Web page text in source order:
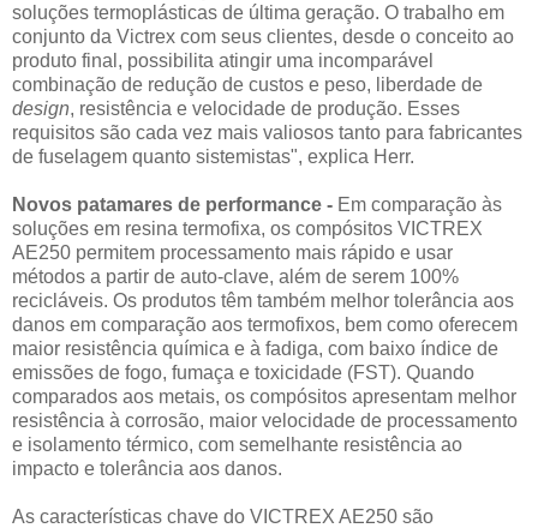
soluções termoplásticas de última geração. O trabalho em
conjunto da Victrex com seus clientes, desde o conceito ao
produto final, possibilita atingir uma incomparável
combinação de redução de custos e peso, liberdade de
design, resistência e velocidade de produção. Esses
requisitos são cada vez mais valiosos tanto para fabricantes
de fuselagem quanto sistemistas", explica Herr.
Novos patamares de performance - Em comparação às
soluções em resina termofixa, os compósitos VICTREX
AE250 permitem processamento mais rápido e usar
métodos a partir de auto-clave, além de serem 100%
recicláveis. Os produtos têm também melhor tolerância aos
danos em comparação aos termofixos, bem como oferecem
maior resistência química e à fadiga, com baixo índice de
emissões de fogo, fumaça e toxicidade (FST). Quando
comparados aos metais, os compósitos apresentam melhor
resistência à corrosão, maior velocidade de processamento
e isolamento térmico, com semelhante resistência ao
impacto e tolerância aos danos.
As características chave do VICTREX AE250 são